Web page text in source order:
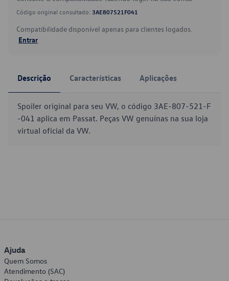
Código original consultado: 3AE807521F041
Compatibilidade disponível apenas para clientes logados.
Entrar
Descrição Características Aplicações
Spoiler original para seu VW, o código 3AE-807-521-F
-041 aplica em Passat. Peças VW genuínas na sua loja
virtual oficial da VW.
Ajuda
Quem Somos
Atendimento (SAC)